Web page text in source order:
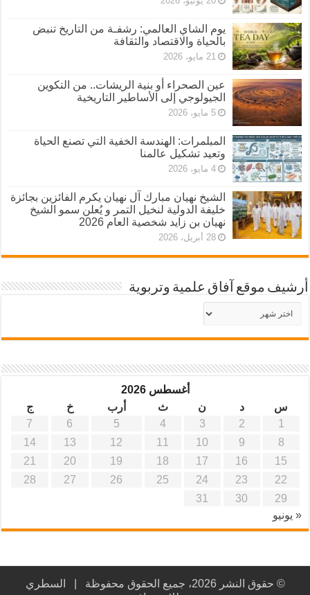
يوم الشاي العالمي: رشفـة من التاريخ تنبض
بالحياة والاقتصاد والثقافة
21 مايو، 2026
عين الصحراء أو بنية الريشات.. من التكوين
الجيولوجي إلى الأساطير التاريخية
5 مايو، 2026
المبلمرات: الهندسة الخفية التي تصنع الحياة
وتعيد تشكيل عالمنا
4 مايو، 2026
الشيخ نهيان مبارك آل نهيان يكرم الفائزين بجائزة
خليفة الدولية لنخيل التمر و يُعلن سمو الشيخ
نهيان بن زايد شخصية العام 2026
28 أبريل، 2026
أرشيف موقع آفاق علمية وتربوية
أرشيف
موقع
آفاق
أغسطس 2026
س
د ن ث أرب خ
ج
1
2
3
4
5
6
7
8
9
10
11
12
13
14
15
16
17
18
19
20
21
22
23
24
25
26
27
28
29
30
31
« يونيو
© حقوق النشر 2026، جميع الحقوق محفوظة |
السطري